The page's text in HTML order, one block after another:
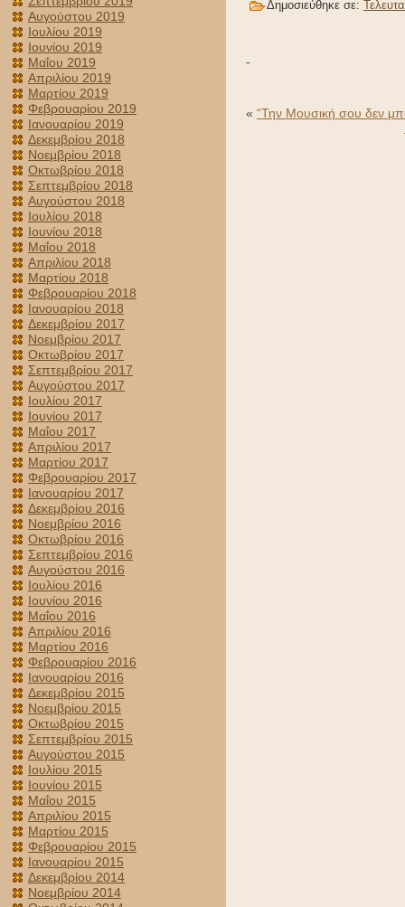
Αυγούστου 2019
Ιουλίου 2019
Ιουνίου 2019
Μαΐου 2019
Απριλίου 2019
Μαρτίου 2019
Φεβρουαρίου 2019
Ιανουαρίου 2019
Δεκεμβρίου 2018
Νοεμβρίου 2018
Οκτωβρίου 2018
Σεπτεμβρίου 2018
Αυγούστου 2018
Ιουλίου 2018
Ιουνίου 2018
Μαΐου 2018
Απριλίου 2018
Μαρτίου 2018
Φεβρουαρίου 2018
Ιανουαρίου 2018
Δεκεμβρίου 2017
Νοεμβρίου 2017
Οκτωβρίου 2017
Σεπτεμβρίου 2017
Αυγούστου 2017
Ιουλίου 2017
Ιουνίου 2017
Μαΐου 2017
Απριλίου 2017
Μαρτίου 2017
Φεβρουαρίου 2017
Ιανουαρίου 2017
Δεκεμβρίου 2016
Νοεμβρίου 2016
Οκτωβρίου 2016
Σεπτεμβρίου 2016
Αυγούστου 2016
Ιουλίου 2016
Ιουνίου 2016
Μαΐου 2016
Απριλίου 2016
Μαρτίου 2016
Φεβρουαρίου 2016
Ιανουαρίου 2016
Δεκεμβρίου 2015
Νοεμβρίου 2015
Οκτωβρίου 2015
Σεπτεμβρίου 2015
Αυγούστου 2015
Ιουλίου 2015
Ιουνίου 2015
Μαΐου 2015
Απριλίου 2015
Μαρτίου 2015
Φεβρουαρίου 2015
Ιανουαρίου 2015
Δεκεμβρίου 2014
Νοεμβρίου 2014
Δημοσιεύθηκε σε:
-
« “Την Μουσική σου δεν